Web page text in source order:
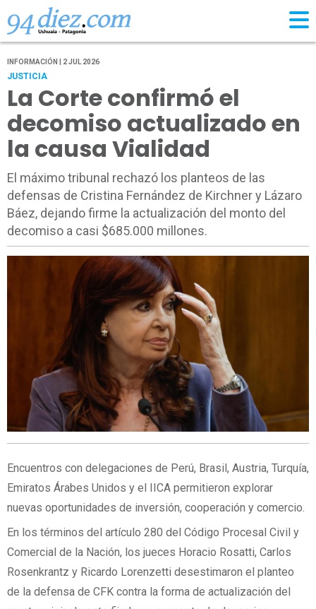
INFORMACIÓN | 2 JUL 2026
JUSTICIA
La Corte confirmó el
decomiso actualizado en
la causa Vialidad
El máximo tribunal rechazó los planteos de las
defensas de Cristina Fernández de Kirchner y Lázaro
Báez, dejando firme la actualización del monto del
decomiso a casi $685.000 millones.
Encuentros con delegaciones de Perú, Brasil, Austria, Turquía,
Emiratos Árabes Unidos y el IICA permitieron explorar
nuevas oportunidades de inversión, cooperación y comercio.
En los términos del artículo 280 del Código Procesal Civil y
Comercial de la Nación, los jueces Horacio Rosatti, Carlos
Rosenkrantz y Ricardo Lorenzetti desestimaron el planteo
de la defensa de CFK contra la forma de actualización del